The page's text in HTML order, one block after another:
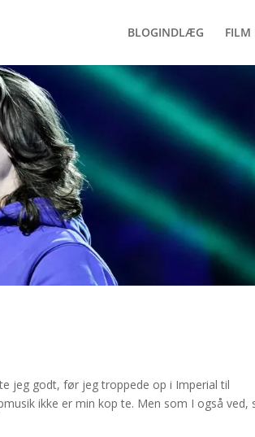
BLOGINDLÆG FILM
jeg godt, før jeg troppede op i Imperial til
ikke er min kop te. Men som I også ved,